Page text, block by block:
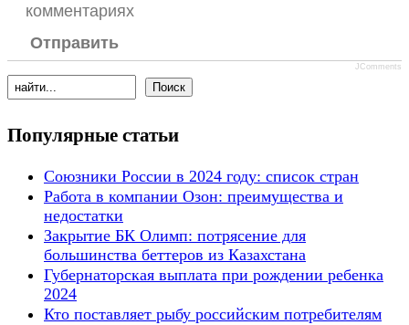
комментариях
Отправить
JComments
Популярные статьи
Союзники России в 2024 году: список стран
Работа в компании Озон: преимущества и
недостатки
Закрытие БК Олимп: потрясение для
большинства беттеров из Казахстана
Губернаторская выплата при рождении ребенка
2024
Кто поставляет рыбу российским потребителям